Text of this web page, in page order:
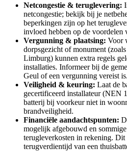
Netcongestie & teruglevering:
netcongestie; bekijk bij je
beperkingen zijn op het
invloed hebben op de voordelen
Vergunning & plaatsing: Voor
dorpsgezicht of monument
Limburg) kunnen extra regels
installaties. Informeer bij de
Geul of een vergunning vereist is.
Veiligheid & keuring: Laat de
gecertificeerd installateur (NEN
batterij bij voorkeur niet in
brandveiligheid.
Financiële aandachtspunten:
mogelijk afgebouwd en
terugleverkosten in rekening.
terugverdientijd van een